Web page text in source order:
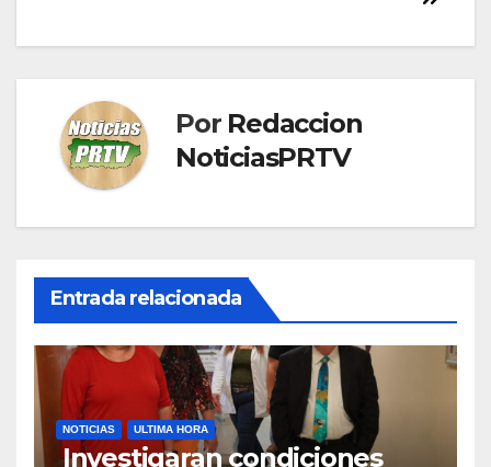
Por Redaccion
NoticiasPRTV
Entrada relacionada
NOTICIAS ULTIMA HORA
Investigaran condiciones